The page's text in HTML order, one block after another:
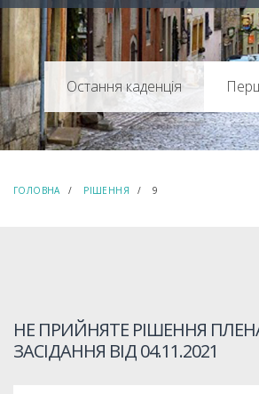
ГОЛОВНА РІШЕННЯ 9
НЕ ПРИЙНЯТЕ РІШЕННЯ
ЗАСІДАННЯ ВІД04.11.2021